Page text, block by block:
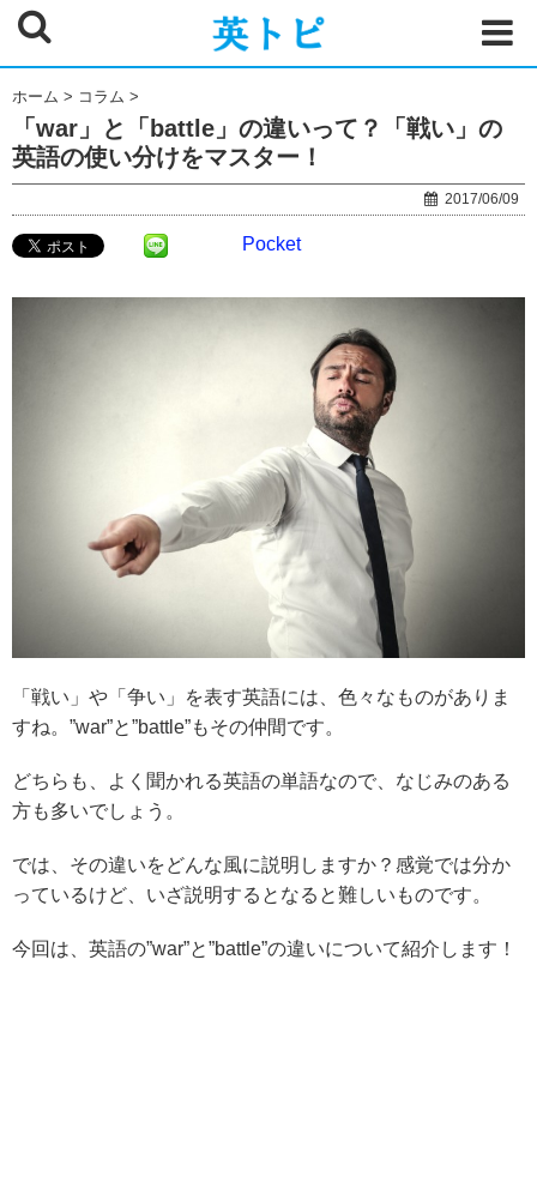
ホーム > コラム >
「war」と「battle」の違いって？「戦い」の
英語の使い分けをマスター！
2017/06/09
Pocket
「戦い」や「争い」を表す英語には、色々なものがありま
すね。”war”と”battle”もその仲間です。
どちらも、よく聞かれる英語の単語なので、なじみのある
方も多いでしょう。
では、その違いをどんな風に説明しますか？感覚では分か
っているけど、いざ説明するとなると難しいものです。
今回は、英語の”war”と”battle”の違いについて紹介します！